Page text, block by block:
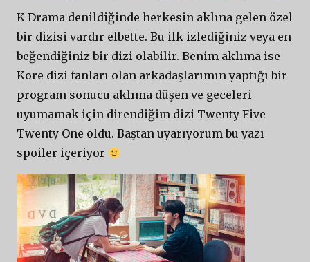
K Drama denildiğinde herkesin aklına gelen özel
bir dizisi vardır elbette. Bu ilk izlediğiniz veya en
beğendiğiniz bir dizi olabilir. Benim aklıma ise
Kore dizi fanları olan arkadaşlarımın yaptığı bir
program sonucu aklıma düşen ve geceleri
uyumamak için direndiğim dizi Twenty Five
Twenty One oldu. Baştan uyarıyorum bu yazı
spoiler içeriyor